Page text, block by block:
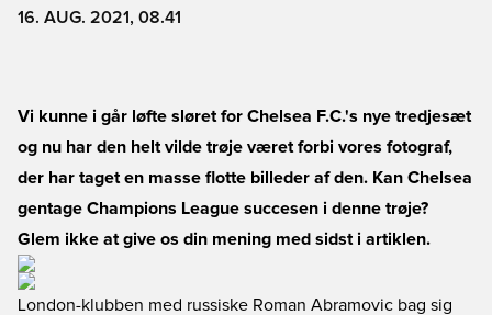
16. AUG. 2021, 08.41
Vi kunne i går løfte sløret for Chelsea F.C.'s nye tredjesæt
og nu har den helt vilde trøje været forbi vores fotograf,
der har taget en masse flotte billeder af den. Kan Chelsea
gentage Champions League succesen i denne trøje?
Glem ikke at give os din mening med sidst i artiklen.
London-klubben med russiske Roman Abramovic bag sig